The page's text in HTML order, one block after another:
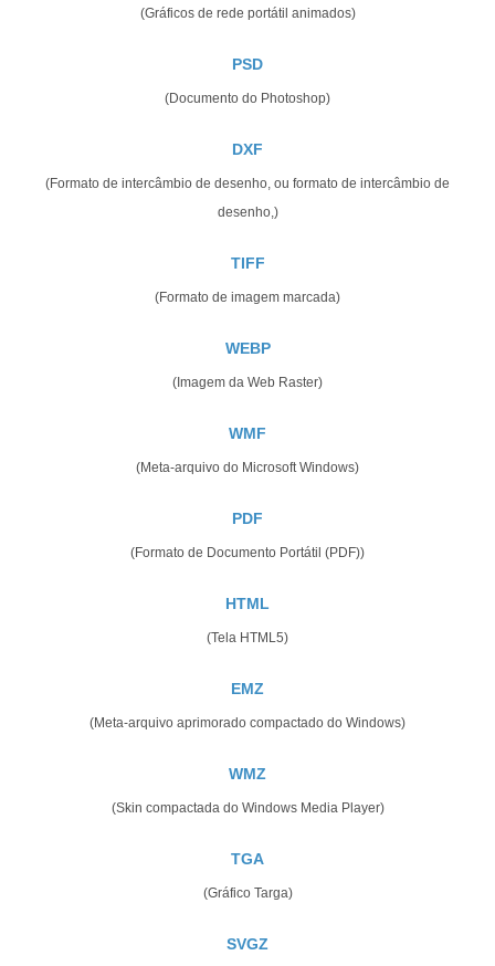
(Gráficos de rede portátil animados)
PSD
(Documento do Photoshop)
DXF
(Formato de intercâmbio de desenho, ou formato de intercâmbio de
desenho,)
TIFF
(Formato de imagem marcada)
WEBP
(Imagem da Web Raster)
WMF
(Meta-arquivo do Microsoft Windows)
PDF
(Formato de Documento Portátil (PDF))
HTML
(Tela HTML5)
EMZ
(Meta-arquivo aprimorado compactado do Windows)
WMZ
(Skin compactada do Windows Media Player)
TGA
(Gráfico Targa)
SVGZ